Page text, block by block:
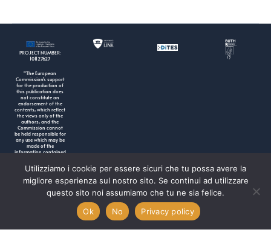
PROJECT NUMBER:
101127627
“The European
Commission’s support
for the production of
this publication does
not constitute an
endorsement of the
contents, which reflect
the views only of the
authors, and the
Commission cannot
be held responsible for
any use which may be
made of the
information contained
Utilizziamo i cookie per essere sicuri che tu possa avere la
migliore esperienza sul nostro sito. Se continui ad utilizzare
questo sito noi assumiamo che tu ne sia felice.
Ok
No Privacy policy